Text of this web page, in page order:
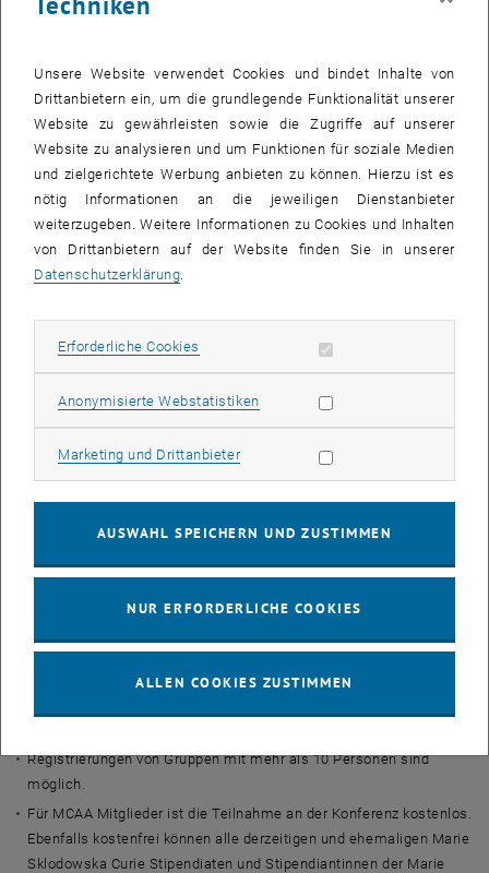
Science Diplomacy, Entrepreneurship, Gender Diversity, Future of
Research, Writing Project Proposals, Researchers Mental Health
geplant.
Mehrere internationale und nationale wissenschaftliche
Einrichtungen, wie Research in Germany, Vienna BioCenter, Vikki
Academy und die Johannes Kepler Universität Linz haben ihre
Teilnahme an der Karrieremesse bereits bestätigt. Die TU Wien wird
durch den Europäischen und Internationalen Forschungssupport ,
vertreten sein.
und wird seitdem auch von dieser unterstützt. Es handelt sich dabei
ehemaligen Marie (Sklodowska-) Curie Stipendiaten und
Förderung von Karriereentwicklung, Vernetzung und
Wissenschaftspolitik.
Registrierung
Zur Registrierung
Die Registrierung ist für alle Forschende und die allgemeine
Registrierungen von Gruppen mit mehr als 10 Personen sind
möglich.
Für MCAA Mitglieder ist die Teilnahme an der Konferenz kostenlos.
Ebenfalls kostenfrei können alle derzeitigen und ehemaligen Marie
Sklodowska Curie Stipendiaten und Stipendiantinnen der Marie
Unsere Website verwendet Cookies und bindet Inhalte von
Drittanbietern ein, um die grundlegende Funktionalität unserer
Website zu gewährleisten sowie die Zugriffe auf unserer
Website zu analysieren und um Funktionen für soziale Medien
und zielgerichtete Werbung anbieten zu können. Hierzu ist es
nötig Informationen an die jeweiligen Dienstanbieter
weiterzugeben. Weitere Informationen zu Cookies und Inhalten
von Drittanbietern auf der Website finden Sie in unserer
Datenschutzerklärung
Erforderliche Cookies Erforderliche Cookies zulassen
Anonymisierte WebstatistikenStatistik Cookies zulassen
Marketing und DrittanbieterMarketing Cookies zulassen
AUSWAHL SPEICHERN UND ZUSTIMMEN
NUR ERFORDERLICHE COOKIES
ALLEN COOKIES ZUSTIMMEN